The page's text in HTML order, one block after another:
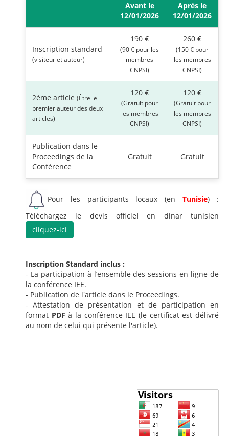
Avant le
12/01/2026
Après le
12/01/2026
Inscription standard
(visiteur et auteur)
190 €
(90 € pour les
membres
CNPSI)
260 €
(150 € pour
les membres
CNPSI)
2ème article (Être le
premier auteur des deux
articles)
120 €
(Gratuit pour
les membres
CNPSI)
120 €
(Gratuit pour
les membres
CNPSI)
Publication dans le
Proceedings de la
Conférence
Gratuit Gratuit
Pour les participants locaux (enTunisie) :
Téléchargez le devis officiel en dinar tunisien
cliquez-ici
Inscription Standard inclus :
- La participation à l’ensemble des sessions en ligne de
la conférence IEE.
- Publication de l'article dans le Proceedings.
- Attestation de présentation et de participation en
format PDF à la conférence IEE (le certificat est délivré
au nom de celui qui présente l'article).